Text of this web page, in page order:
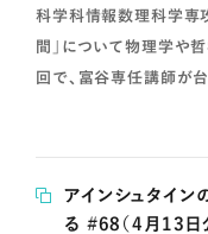
科学科情報数理科学専
間」について物理学や
回で、富谷専任講師が台
アインシュタイン
る #68（4月13日